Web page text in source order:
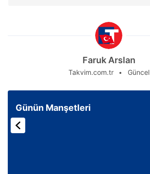
Faruk Arslan
Takvim.com.tr Güncel
Günün Manşetleri